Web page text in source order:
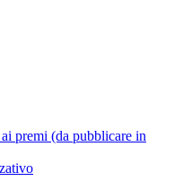
premi (da pubblicare in